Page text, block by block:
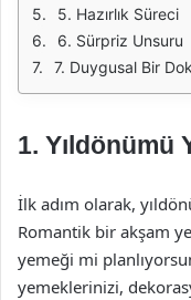
5. Hazırlık Süreci
6. Sürpriz Unsuru
7. Duygusal Bir
1. Yıldönümü
İlk adım olarak,
Romantik bir akşam
yemeği mi
yemeklerinizi,